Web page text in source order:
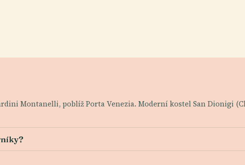
Montanelli, poblíž Porta Venezia. Moderní kostel San Dionigi